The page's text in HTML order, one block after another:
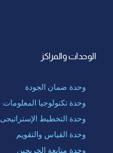
الوحدات والمراكز
وحدة ضمان الجودة
وحدة تكنولوجيا المعلومات
وحدة التخطيط الإستراتيجى
وحدة القياس والتقويم
وحدة متابعة الخريجين